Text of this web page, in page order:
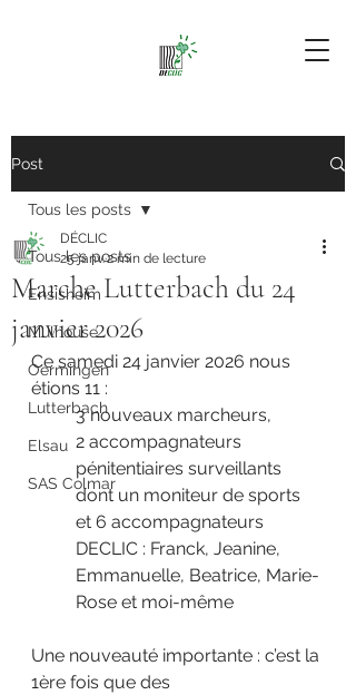
Post
Tous les posts
Ensisheim
Mulhouse
Oermingen
Lutterbach
Elsau
SAS Colmar
Tous les posts
Marche Lutterbach du 24
janvier 2026
DÉCLIC
25 janv.2 min de lecture
Ce samedi 24 janvier 2026 nous
étions 11 :
3 nouveaux marcheurs,
2 accompagnateurs
pénitentiaires surveillants
dont un moniteur de sports
et 6 accompagnateurs
DECLIC : Franck, Jeanine,
Emmanuelle, Beatrice, Marie-
Rose et moi-même
Une nouveauté importante : c’est la
1ère fois que des